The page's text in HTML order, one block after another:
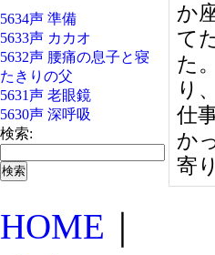
5634声 準備
5633声 カカオ
5632声 腰痛の息子と寝
たきりの父
5631声 老眼鏡
5630声 深呼吸
検索:
か
て
た
り
仕
か
寄
HOME